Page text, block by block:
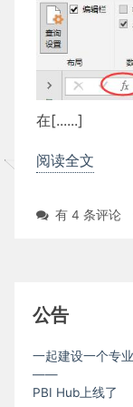
在[......]
阅读全文
使
辑
器
有 4 条评论
公告
一起建设一个专
——
PBI Hub上线了